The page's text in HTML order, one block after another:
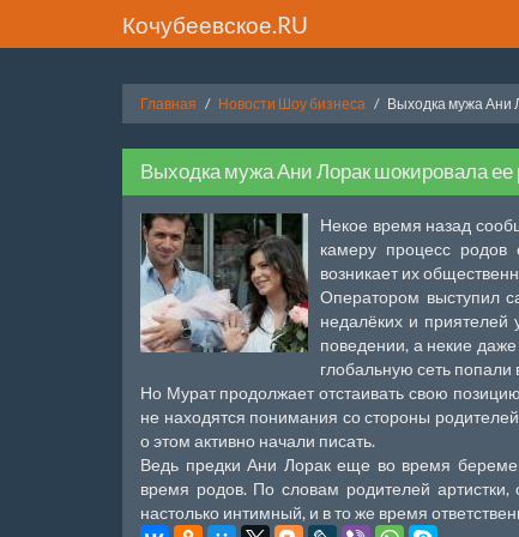
Кочубеевское.RU
Главная Новости Шоу бизнеса Выходка мужа Ани
Выходка мужа Ани Лорак шокировала ее
Некое время назад
камеру процесс родов
возникает их
Оператором выступил
недалёких и приятелей
поведении, а некие
глобальную сеть попали
Но Мурат продолжает отстаивать свою
не находятся понимания со стороны
о этом активно начали писать.
Ведь предки Ани Лорак еще во время
время родов. По словам родителей
настолько интимный, и в то же время